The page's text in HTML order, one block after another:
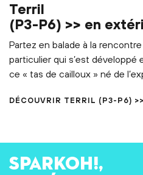
Terril
(P3-P6) >> en
Partez en balade à la
particulier qui s’est
ce « tas de cailloux » né de
DÉCOUVRIR TERRIL (P3-P6)
SPARKOH!,